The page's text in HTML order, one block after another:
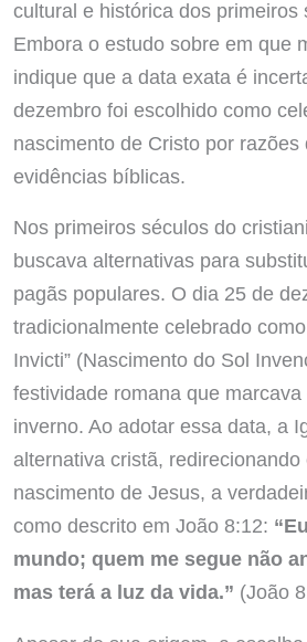
cultural e histórica dos primeiros
Embora o estudo sobre em que
indique que a data exata é
dezembro foi escolhido como
nascimento de Cristo por razões
evidências bíblicas.
Nos primeiros séculos do
buscava alternativas para
pagãs populares. O dia 25 de
tradicionalmente celebrado
Invicti” (Nascimento do Sol
festividade romana que
inverno. Ao adotar essa data, a
alternativa cristã,
nascimento de Jesus, a
como descrito em João 8:12:
mundo; quem me segue não
mas terá a luz da vida.” (João